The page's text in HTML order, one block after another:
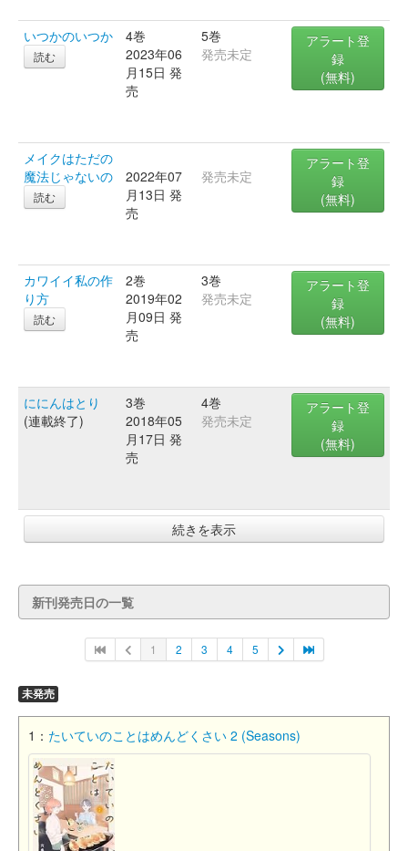
いつかのいつか
読む
4巻
2023年06
月15日 発
売
5巻
発売未定
アラート登
録
(無料)
メイクはただの
魔法じゃないの
読む
2022年07
月13日 発
売
発売未定
アラート登
録
(無料)
カワイイ私の作
り方
読む
2巻
2019年02
月09日 発
売
3巻
発売未定
アラート登
録
(無料)
ににんはとり
(連載終了)
3巻
2018年05
月17日 発
売
4巻
発売未定
アラート登
録
(無料)
続きを表示
新刊発売日の一覧
1 2 3 4 5
未発売
1： たいていのことはめんどくさい 2 (Seasons)